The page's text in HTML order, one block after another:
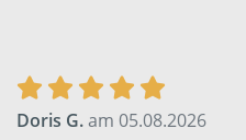
Doris G.am 05.08.2026